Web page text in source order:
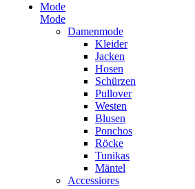
Mode
Mode
Damenmode
Kleider
Jacken
Hosen
Schürzen
Pullover
Westen
Blusen
Ponchos
Röcke
Tunikas
Mäntel
Accessiores